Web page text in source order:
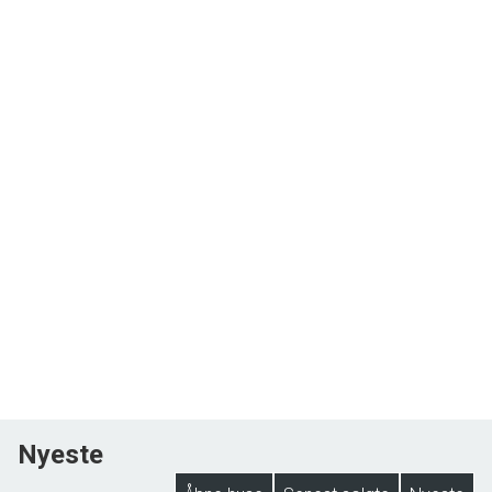
Nyeste